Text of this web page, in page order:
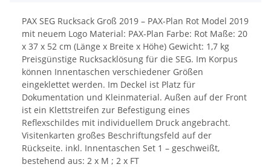
PAX SEG Rucksack Groß 2019 – PAX-Plan Rot Model 2019
mit neuem Logo Material: PAX-Plan Farbe: Rot Maße: 20
x 37 x 52 cm (Länge x Breite x Höhe) Gewicht: 1,7 kg
Preisgünstige Rucksacklösung für die SEG. Im Korpus
können Innentaschen verschiedener Größen
eingeklettet werden. Im Deckel ist Platz für
Dokumentation und Kleinmaterial. Außen auf der Front
ist ein Klettstreifen zur Befestigung eines
Reflexschildes mit individuellem Druck angebracht.
Visitenkarten großes Beschriftungsfeld auf der
Rückseite. inkl. Innentaschen Set 1 – geschweißt,
bestehend aus: 2 x M ; 2 x FT